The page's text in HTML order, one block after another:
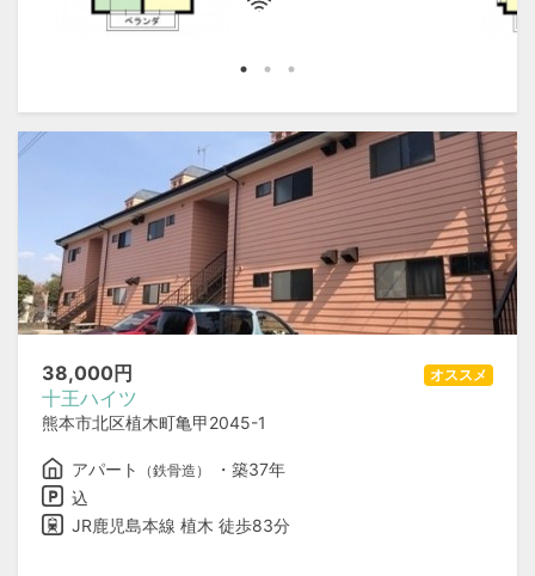
38,000円
十王ハイツ
熊本市北区植木町亀甲2045-1
オススメ
アパート （鉄骨造）
・築37年
込
JR鹿児島本線 植木 徒歩83分